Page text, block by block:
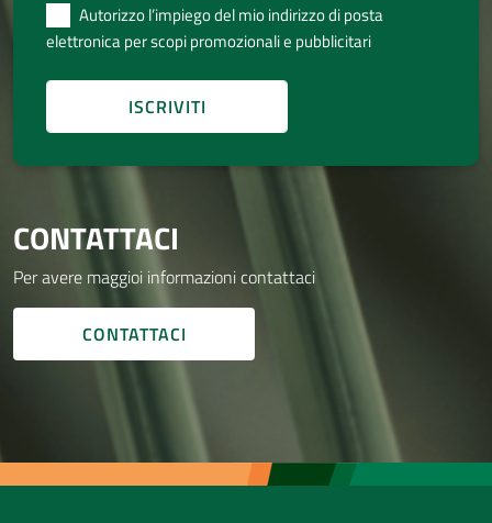
Autorizzo l’impiego del mio indirizzo di posta
elettronica per scopi promozionali e pubblicitari
CONTATTACI
Per avere maggioi informazioni contattaci
CONTATTACI